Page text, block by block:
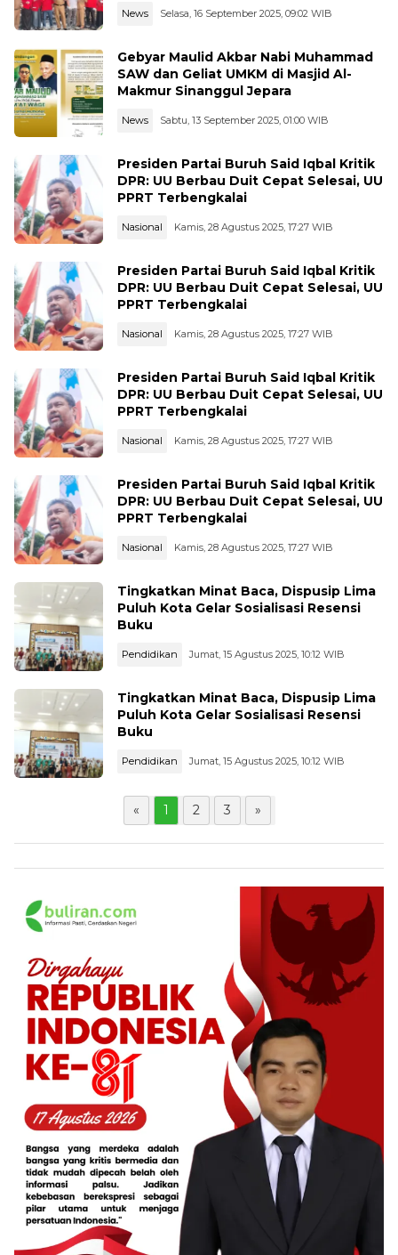
News Selasa, 16 September 2025, 09:02 WIB
Gebyar Maulid Akbar Nabi Muhammad
SAW dan Geliat UMKM di Masjid Al-
Makmur Sinanggul Jepara
News Sabtu, 13 September 2025, 01:00 WIB
Presiden Partai Buruh Said Iqbal Kritik
DPR: UU Berbau Duit Cepat Selesai, UU
PPRT Terbengkalai
Nasional Kamis, 28 Agustus 2025, 17:27 WIB
Presiden Partai Buruh Said Iqbal Kritik
DPR: UU Berbau Duit Cepat Selesai, UU
PPRT Terbengkalai
Nasional Kamis, 28 Agustus 2025, 17:27 WIB
Presiden Partai Buruh Said Iqbal Kritik
DPR: UU Berbau Duit Cepat Selesai, UU
PPRT Terbengkalai
Nasional Kamis, 28 Agustus 2025, 17:27 WIB
Presiden Partai Buruh Said Iqbal Kritik
DPR: UU Berbau Duit Cepat Selesai, UU
PPRT Terbengkalai
Nasional Kamis, 28 Agustus 2025, 17:27 WIB
Tingkatkan Minat Baca, Dispusip Lima
Puluh Kota Gelar Sosialisasi Resensi
Buku
Pendidikan Jumat, 15 Agustus 2025, 10:12 WIB
Tingkatkan Minat Baca, Dispusip Lima
Puluh Kota Gelar Sosialisasi Resensi
Buku
Pendidikan Jumat, 15 Agustus 2025, 10:12 WIB
« 1 2 3 »